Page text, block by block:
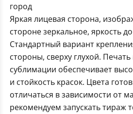
город
Яркая лицевая сторона,
стороне зеркальное, яркость
Стандартный вариант
стороны, сверху глухой.
сублимации обеспечивает
и стойкость красок. Цвета
отличаться в зависимости от
рекомендуем запускать тираж